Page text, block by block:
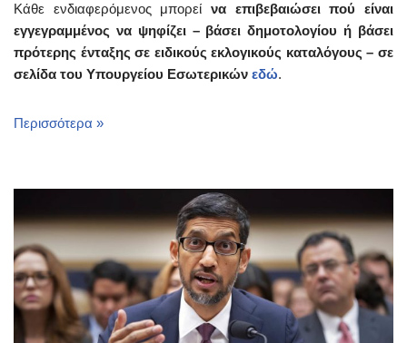
Κάθε ενδιαφερόμενος μπορεί να επιβεβαιώσει πού είναι
εγγεγραμμένος να ψηφίζει – βάσει δημοτολογίου ή βάσει
πρότερης ένταξης σε ειδικούς εκλογικούς καταλόγους – σε
σελίδα του Υπουργείου Εσωτερικών εδώ.
Περισσότερα »